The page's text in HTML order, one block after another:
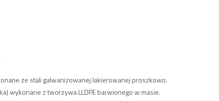
ze stali galwanizowanej lakierowanej proszkowo.
wykonane z tworzywa LLDPE barwionego w masie.